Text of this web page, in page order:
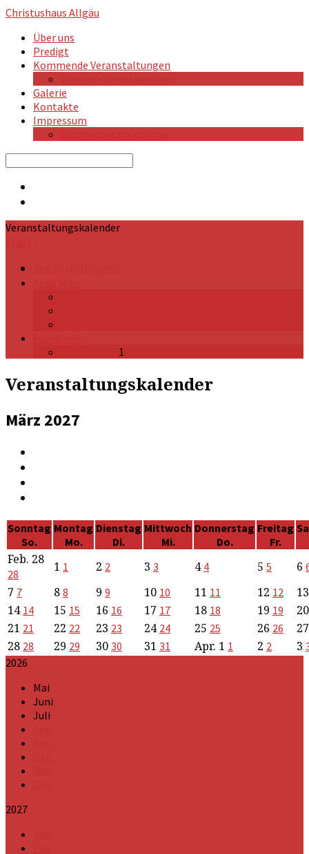
Christushaus Allgäu
Über uns
Predigt
Kommende Veranstaltungen
Galerie
Kontakte
Impressum
Search
Veranstaltungskalender
1
Veranstaltungskalender
März 2027
Sonntag
So.
Montag
Mo.
Dienstag
Di.
Mittwoch
Mi.
Donnerstag
Do.
Freitag
Fr.
Feb. 28
28 1 1 2 2 3 3 4 4 5 5 6
7 7 8 8 9 9 10 10 11 11 12 12
14 14 15 15 16 16 17 17 18 18 19 19
21 21 22 22 23 23 24 24 25 25 26 26
28 28 29 29 30 30 31 31 Apr. 1 1 2 2 3
2026
Mai
Juni
Juli
2027